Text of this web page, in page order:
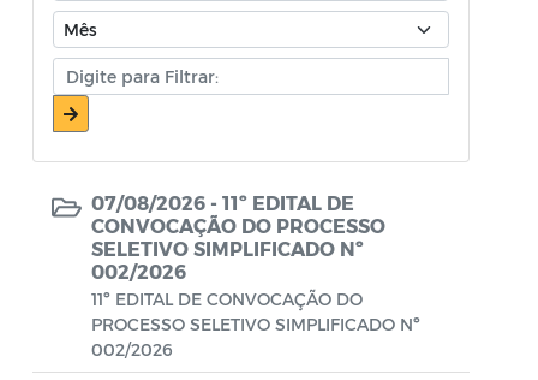
Atos Oficiais - Secretaria de Saúde
Atos Oficiais - Secretaria de Transportes
Atos Oficiais - Secretaria Municipal de
Atos Oficiais - Secretaria Municipal de
Política Social, Trabalho, Habitação,
Terceira Idade e Desenvolvimento
Humano
Autorização Para Início de Obras
07/08/2026 - 11º EDITAL DE
CONVOCAÇÃO DO PROCESSO
SELETIVO SIMPLIFICADO Nº
002/2026
11º EDITAL DE CONVOCAÇÃO DO
PROCESSO SELETIVO SIMPLIFICADO Nº
002/2026